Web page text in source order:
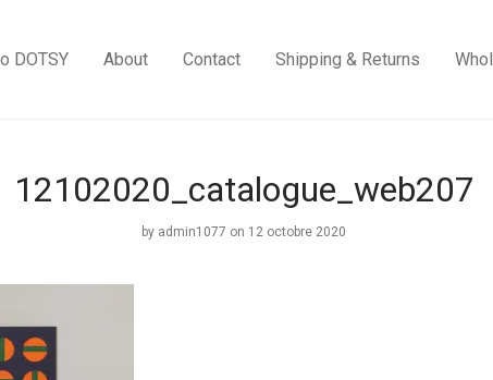
DOTSY About Contact Shipping & Returns
12102020_catalogue_web207
by admin1077 on 12 octobre 2020